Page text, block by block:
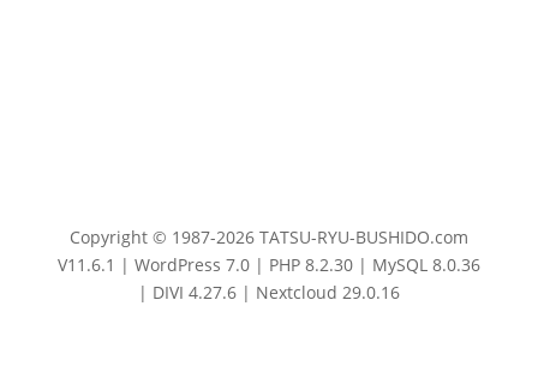
Copyright © 1987-2026 TATSU-RYU-BUSHIDO.com
V11.6.1 | WordPress 7.0 | PHP 8.2.30 | MySQL 8.0.36
| DIVI 4.27.6 | Nextcloud 29.0.16